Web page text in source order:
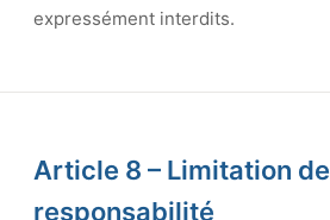
expressément interdits.
Article 8 – Limitation de
responsabilité